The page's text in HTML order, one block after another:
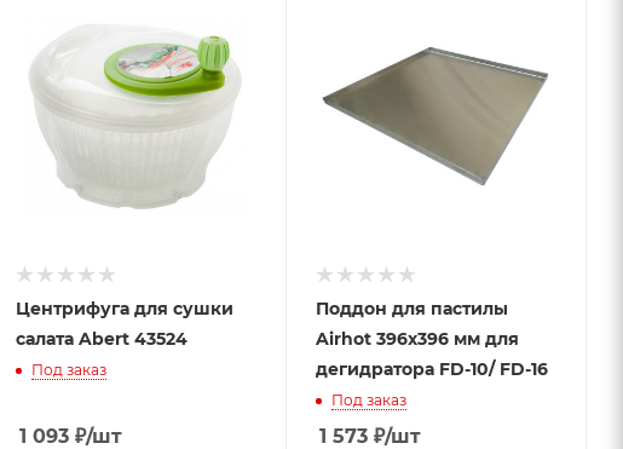
Центрифуга для сушки
салата Abert 43524
Под заказ
1 093₽/шт
Поддон для пастилы
Airhot 396х396 мм для
дегидратора FD-10/ FD-16
Под заказ
1 573₽/шт